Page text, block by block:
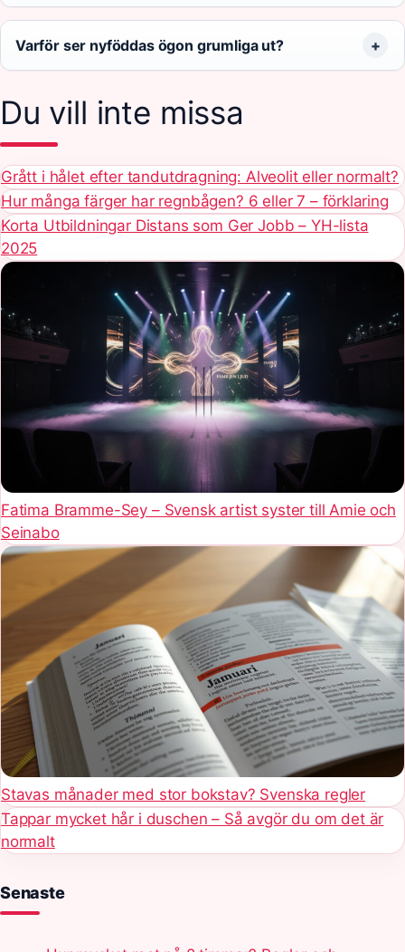
Varför ser nyföddas ögon grumliga ut?
Du vill inte missa
Grått i hålet efter tandutdragning: Alveolit eller normalt?
Hur många färger har regnbågen? 6 eller 7 – förklaring
Korta Utbildningar Distans som Ger Jobb – YH-lista
2025
Fatima Bramme-Sey – Svensk artist syster till Amie och
Seinabo
Stavas månader med stor bokstav? Svenska regler
Tappar mycket hår i duschen – Så avgör du om det är
normalt
Senaste